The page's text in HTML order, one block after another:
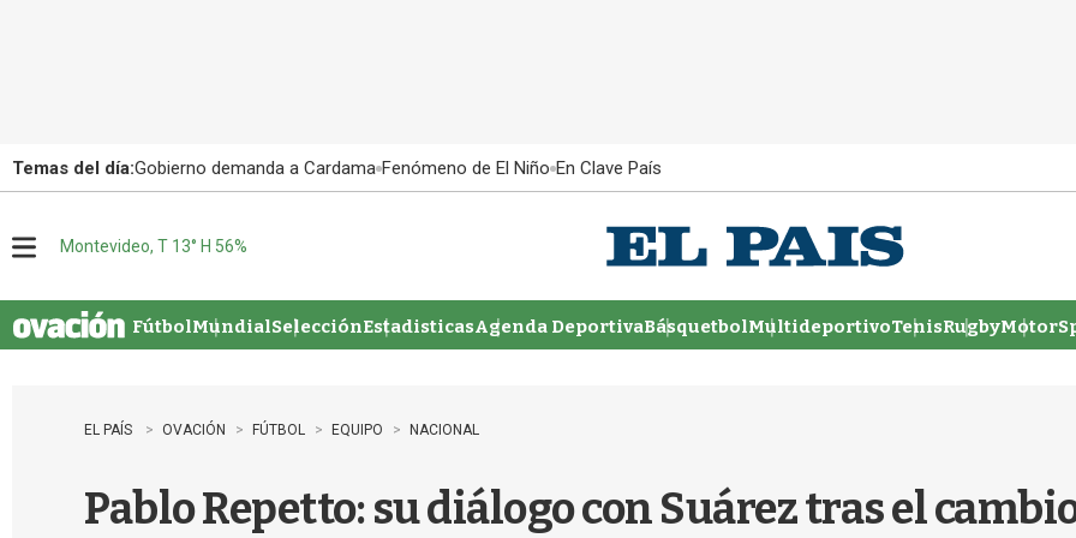
Temas del día:Gobierno demanda a Cardama Fenómeno de El Niño En Clave País
u
Montevideo, T 13° H 56%
FútbolMundialSelecciónEstadisticasAgenda DeportivaBásquetbolMultideportivoTenisRugby
EL PAÍS OVACIÓN FÚTBOL EQUIPO NACIONAL
Pablo Repetto: su diálogo con Suárez tras el